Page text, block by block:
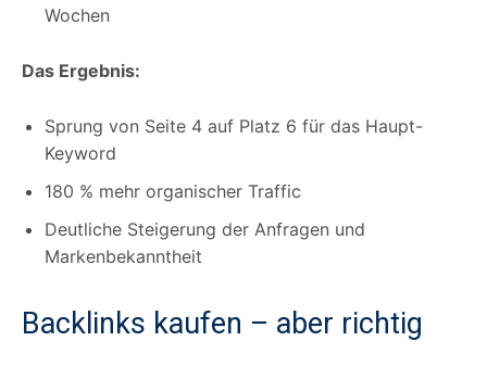
Wochen
Das Ergebnis:
Sprung von Seite 4 auf Platz 6 für das Haupt-
Keyword
180 % mehr organischer Traffic
Deutliche Steigerung der Anfragen und
Markenbekanntheit
Backlinks kaufen – aber richtig